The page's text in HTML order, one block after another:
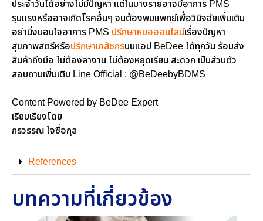
ประจำวันได้อย่างไม่มีปัญหา แต่ในบางรายอาจมีอาการ PMS
รุนแรงหรืออาจเกิดโรคอื่นๆ จนต้องพบแพทย์เพื่อวินิจฉัยเพิ่มเติม
อย่านิ่งนอนใจอาการ PMS ปรึกษาหมอออนไลน์เรื่องปัญหา
สุขภาพสตรีหรือปรึกษาเภสัชกรบนแอป BeDee ได้ทุกวัน ร้อมส่ง
สินค้าถึงมือ ไม่ต้องลางาน ไม่ต้องหยุดเรียน สะดวก เป็นส่วนตัว
สอบถามเพิ่มเติม Line Official : @BeDeebyBDMS
Content Powered by BeDee Expert
เรียบเรียงโดย
กรวรรณ ใจซื่อกุล
References
บทความที่เกี่ยวข้อง